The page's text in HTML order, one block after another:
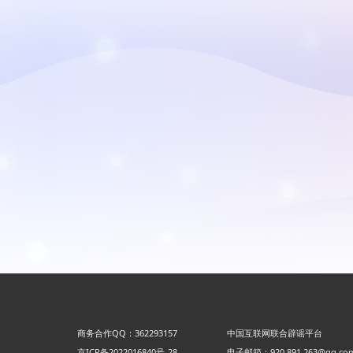
商务合作QQ：362293157
中国互联网联合辟谣平台